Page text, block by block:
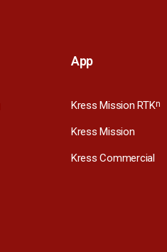
App
Kress Mission RTKn
Kress Mission
Kress Commercial